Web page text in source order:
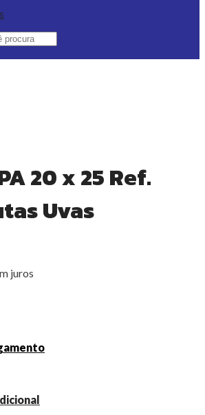
20 x 25 Ref.
Uvas
juros